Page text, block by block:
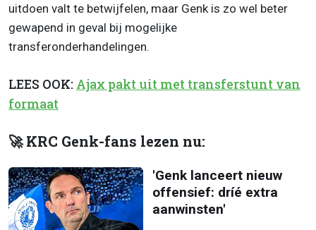
uitdoen valt te betwijfelen, maar Genk is zo wel beter
gewapend in geval bij mogelijke
transferonderhandelingen.
LEES OOK: Ajax pakt uit met transferstunt van
formaat
🚀 KRC Genk-fans lezen nu:
'Genk lanceert nieuw
offensief: dríé extra
aanwinsten'